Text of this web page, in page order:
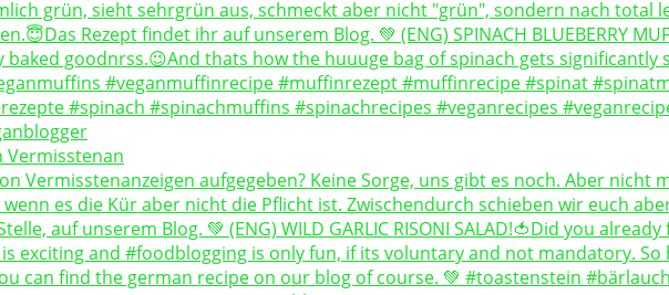
Vermisstenan